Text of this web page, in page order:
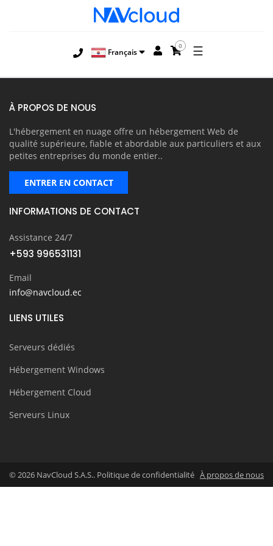
Français
0 ☰
À PROPOS DE NOUS
L'hébergement en nuage offre un hébergement Web de
qualité supérieure, fiable et abordable aux particuliers et aux
petites entreprises du monde entier..
ENTRER EN CONTACT
INFORMATIONS DE CONTACT
Assistance 24/7
+593 996531131
Email
info@navcloud.ec
LIENS UTILES
Serveurs dédiés
Hébergement Windows
Hébergement Cloud
Serveurs Linux
© 2026 NavCloud S.A.S.. Politique de confidentialité À propos de nous